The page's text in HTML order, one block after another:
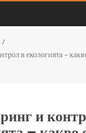
в екологията –
и